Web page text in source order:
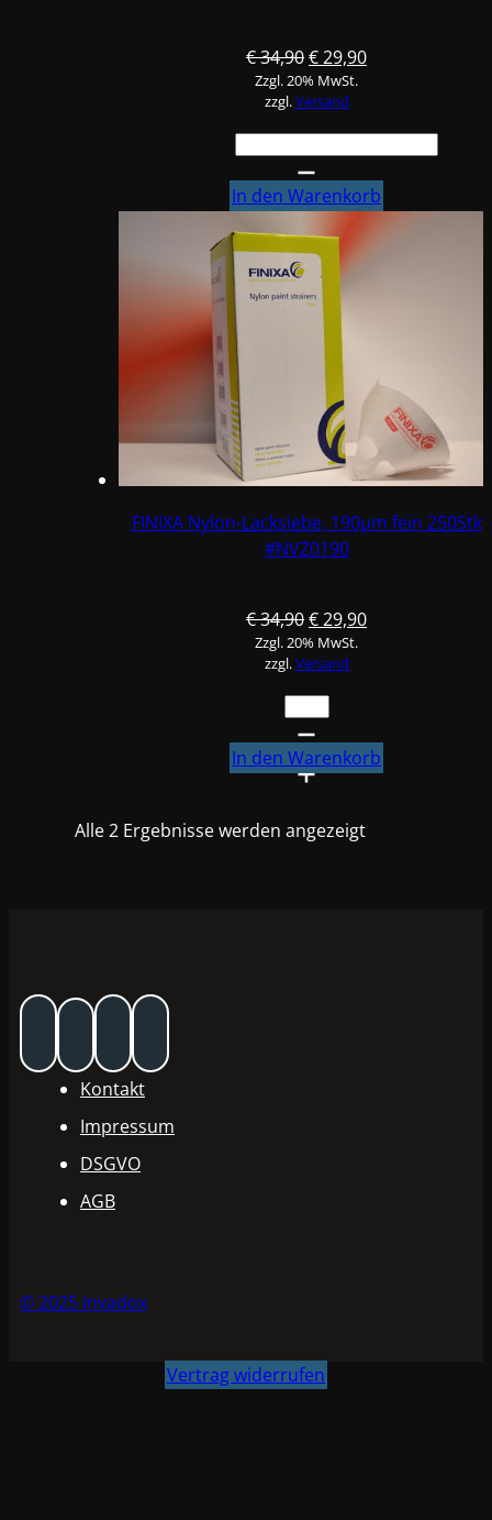
€34,90Ursprünglicher
Preis
war:
€ 34,90
€29,90Aktueller
€ 29,90.
Zzgl. 20% MwSt.
zzgl.Versand
FINIXA
Lacksiebe
extra
fein,
250Stk
Menge
In den Warenkorb
FINIXA Nylon-Lacksiebe, 190µm fein 250Stk
#NVZ0190
€34,90Ursprünglicher
Preis
war:
€ 34,90
€29,90Aktueller
Zzgl. 20% MwSt.
zzgl.Versand
FINIXA
Nylon-
Lacksiebe,
190µm
250Stk
In den Warenkorb
Alle 2 Ergebnisse werden angezeigt
Kontakt
Impressum
DSGVO
AGB
© 2025 Invadox
Vertrag widerrufen